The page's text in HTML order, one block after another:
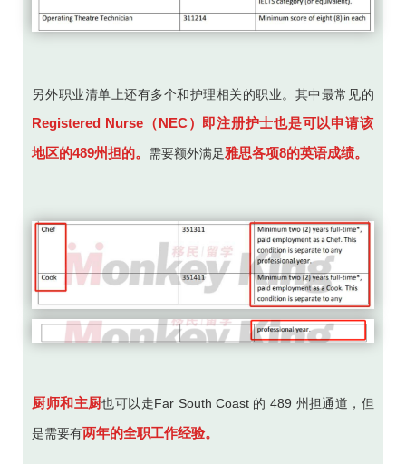
另外职业清单上还有多个和护理相关的职业。其中最常见的
Registered Nurse（NEC）即注册护士也是可以申请该
地区的489州担的。 需要额外满足雅思各项8的英语成绩。
厨师和主厨也可以走Far South Coast 的 489 州担通道，但
是需要有两年的全职工作经验。